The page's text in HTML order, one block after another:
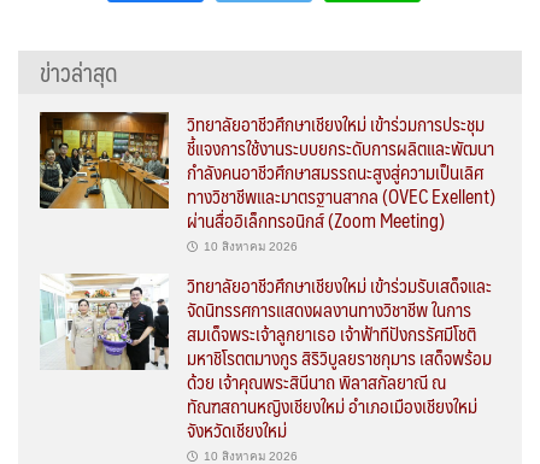
ข่าวล่าสุด
วิทยาลัยอาชีวศึกษาเชียงใหม่ เข้าร่วมการประชุม
ชี้แจงการใช้งานระบบยกระดับการผลิตและพัฒนา
กำลังคนอาชีวศึกษาสมรรถนะสูงสู่ความเป็นเลิศ
ทางวิชาชีพและมาตรฐานสากล (OVEC Exellent)
ผ่านสื่ออิเล็กทรอนิกส์ (Zoom Meeting)
10 สิงหาคม 2026
วิทยาลัยอาชีวศึกษาเชียงใหม่ เข้าร่วมรับเสด็จและ
จัดนิทรรศการแสดงผลงานทางวิชาชีพ ในการ
สมเด็จพระเจ้าลูกยาเธอ เจ้าฟ้าทีปังกรรัศมีโชติ
มหาชิโรตตมางกูร สิริวิบูลยราชกุมาร เสด็จพร้อม
ด้วย เจ้าคุณพระสินีนาถ พิลาสกัลยาณี ณ
ทัณฑสถานหญิงเชียงใหม่ อำเภอเมืองเชียงใหม่
จังหวัดเชียงใหม่
10 สิงหาคม 2026